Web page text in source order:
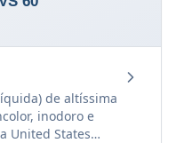
de altíssima
inodoro e
United States